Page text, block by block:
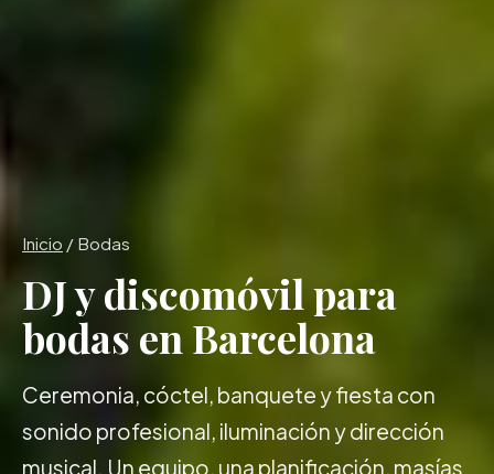
Inicio / Bodas
DJ y discomóvil para
bodas en Barcelona
Ceremonia, cóctel, banquete y fiesta con
sonido profesional, iluminación y dirección
musical. Un equipo, una planificación, masías